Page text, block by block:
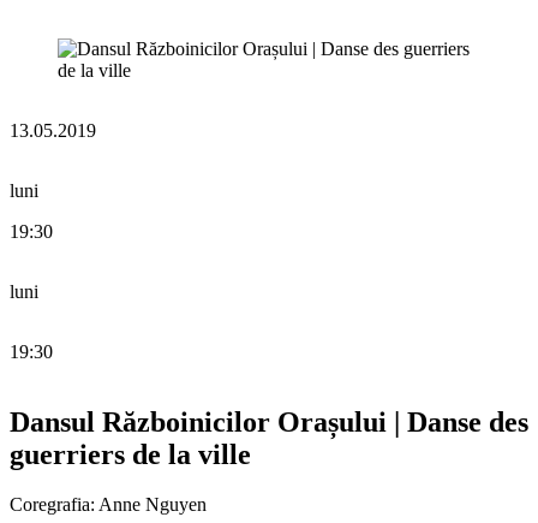
13.05.2019
luni
19:30
luni
19:30
Dansul Războinicilor Orașului | Danse des
guerriers de la ville
Coregrafia: Anne Nguyen